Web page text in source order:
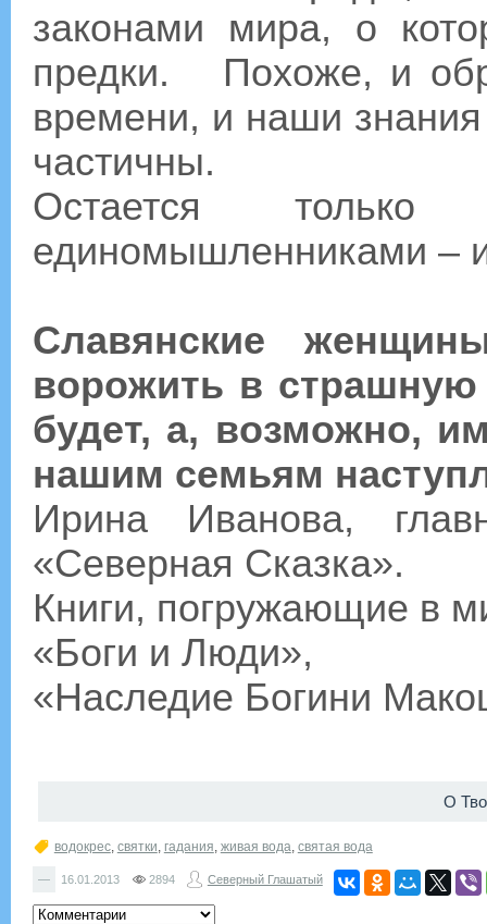
законами мира, о
предки. Похоже, и
времени, и наши
частичны.
Остается
единомышленниками –
Славянские
ворожить в
будет, а, возможно,
нашим семьям
Ирина Иванова,
«Северная Сказка».
Книги, погружающие в
«Боги и Люди»,
«Наследие Богини
О
водокрес, святки, гадания, живая вода, святая вода
— 16.01.2013 2894 Северный Глашатый